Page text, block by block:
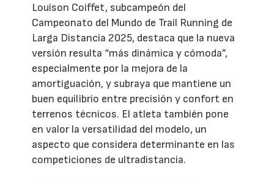
Louison Coiffet, subcampeón del
Campeonato del Mundo de Trail Running de
Larga Distancia 2025, destaca que la nueva
versión resulta “más dinámica y cómoda”,
especialmente por la mejora de la
amortiguación, y subraya que mantiene un
buen equilibrio entre precisión y confort en
terrenos técnicos. El atleta también pone
en valor la versatilidad del modelo, un
aspecto que considera determinante en las
competiciones de ultradistancia.